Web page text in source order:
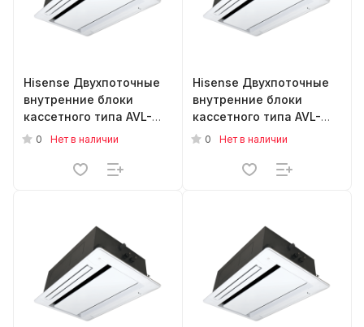
Hisense Двухпоточные
внутренние блоки
кассетного типа AVL-
09UXJSGA
0 Нет в наличии
Hisense Двухпоточные
внутренние блоки
кассетного типа AVL-
07UXJSGA
0 Нет в наличии